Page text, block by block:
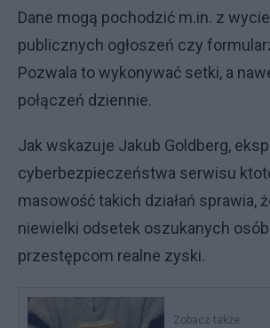
Dane mogą pochodzić m.in. z
publicznych ogłoszeń czy
Pozwala to wykonywać setki, a
połączeń dziennie.
Jak wskazuje Jakub Goldberg,
cyberbezpieczeństwa serwisu
masowość takich działań sprawia,
niewielki odsetek oszukanych
przestępcom realne zyski.
Zobacz także